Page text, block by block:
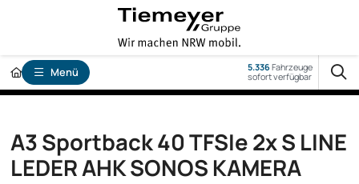
Menü 5.336Fahrzeuge
sofort verfügbar
A3 Sportback 40 TFSIe 2x S LINE
LEDER AHK SONOS KAMERA